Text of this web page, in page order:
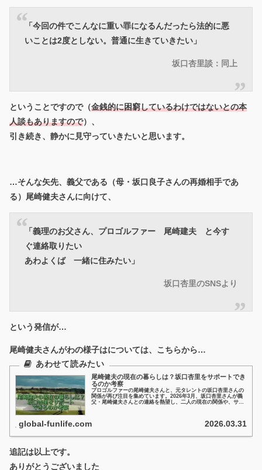
「今回の件でこんなに重い罪になるんだったら法的に悪
いことは2度としない。普通に生きていきたい」
坂口杏里談：同上
ということですので（金銭的に困窮しているわけではないとの本
人談もありますので）、
引き続き、静かに見守っていきたいと思います。
…そんな矢先、義父である（母・坂口良子さんの再婚相手であ
る）尾崎健夫さんに向けて、
「義理のお父さん、プロゴルファー 尾崎建夫 と今す
ぐ連絡取りたい
あわよくば 一緒に住みたい」
坂口杏里のSNSより
という発信が…
尾崎健夫さんがわの様子はについては、こちらから…
尾崎健夫の現在の暮らしは？坂口杏里をサポートでき
るのか考察
プロゴルファーの尾崎健夫さんと、元タレントの坂口杏里さんの
関係が再び注目を集めています。2026年3月、坂口杏里さんが義
父・尾崎健夫さんとの連絡を熱望し、二人の現在の関係や、サポ
global-funlife.com 2026.03.31
追記は以上です。
ありがとうございました